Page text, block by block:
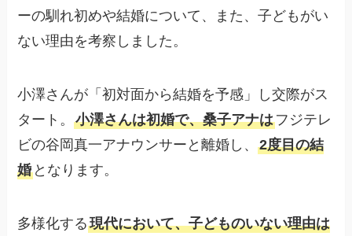
ーの馴れ初めや結婚について、また、子どもがい
ない理由を考察しました。
小澤さんが「初対面から結婚を予感」し交際がス
タート。小澤さんは初婚で、桑子アナはフジテレ
ビの谷岡真一アナウンサーと離婚し、2度目の結
婚 となります。
多様化する現代において、子どものいない理由は